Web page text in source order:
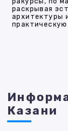
раскрывая
архитектуры
Казани